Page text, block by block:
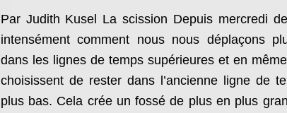
Par Judith Kusel La scission Depuis mercredi
intensément comment nous nous déplaçons
dans les lignes de temps supérieures et en
choisissent de rester dans l’ancienne ligne de
plus bas. Cela crée un fossé de plus en plus